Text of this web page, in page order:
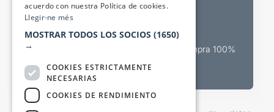
Valora espectáculos
Canal oficial de venta teatral Compra 100%
acuerdo con nuestra Política de cookies.
Llegir-ne més
MOSTRAR TODOS LOS SOCIOS (1650)
→
COOKIES ESTRICTAMENTE
NECESARIAS
COOKIES DE RENDIMIENTO